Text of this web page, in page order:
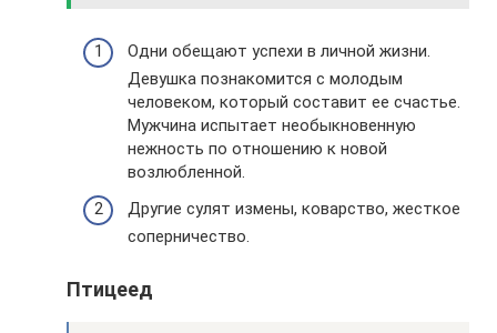
Одни обещают успехи в личной жизни.
Девушка познакомится с молодым
человеком, который составит ее счастье.
Мужчина испытает необыкновенную
нежность по отношению к новой
возлюбленной.
Другие сулят измены, коварство, жесткое
соперничество.
Птицеед